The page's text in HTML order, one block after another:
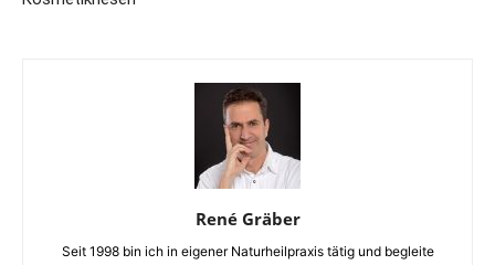
René Gräber
Seit 1998 bin ich in eigener Naturheilpraxis tätig und begleite